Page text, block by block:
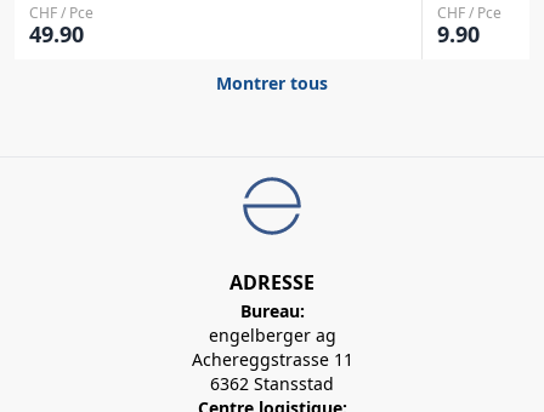
CHF / Pce
49.90
CHF / Pce
9.90
Montrer tous
ADRESSE
Bureau:
engelberger ag
Achereggstrasse 11
6362 Stansstad
Centre logistique: